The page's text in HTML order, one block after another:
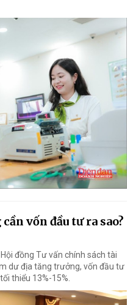
vốn đầu tư ra sao?
đồng Tư vấn chính sách tài
dư địa tăng trưởng, vốn đầu tư
thiểu 13%-15%.